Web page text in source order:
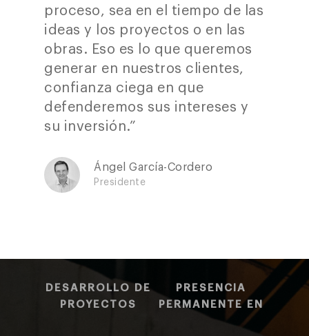
proceso, sea en el tiempo de las
ideas y los proyectos o en las
obras. Eso es lo que queremos
generar en nuestros clientes,
confianza ciega en que
defenderemos sus intereses y
su inversión.”
Ángel García-Cordero
Presidente
DESARROLLO DE
PROYECTOS
PRESENCIA
PERMANENTE EN